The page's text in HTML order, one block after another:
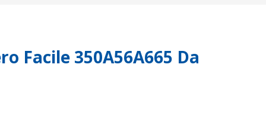
Facile 350A56A665 Da